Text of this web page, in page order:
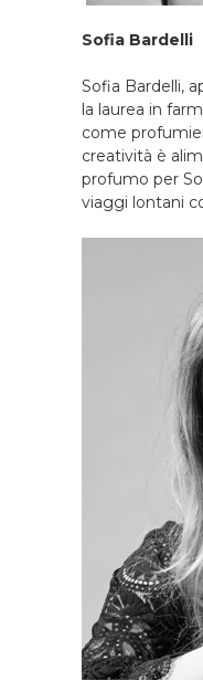
Sofia Bardelli
Sofia Bardelli,
la laurea in
come
creatività è
profumo per
viaggi lontani